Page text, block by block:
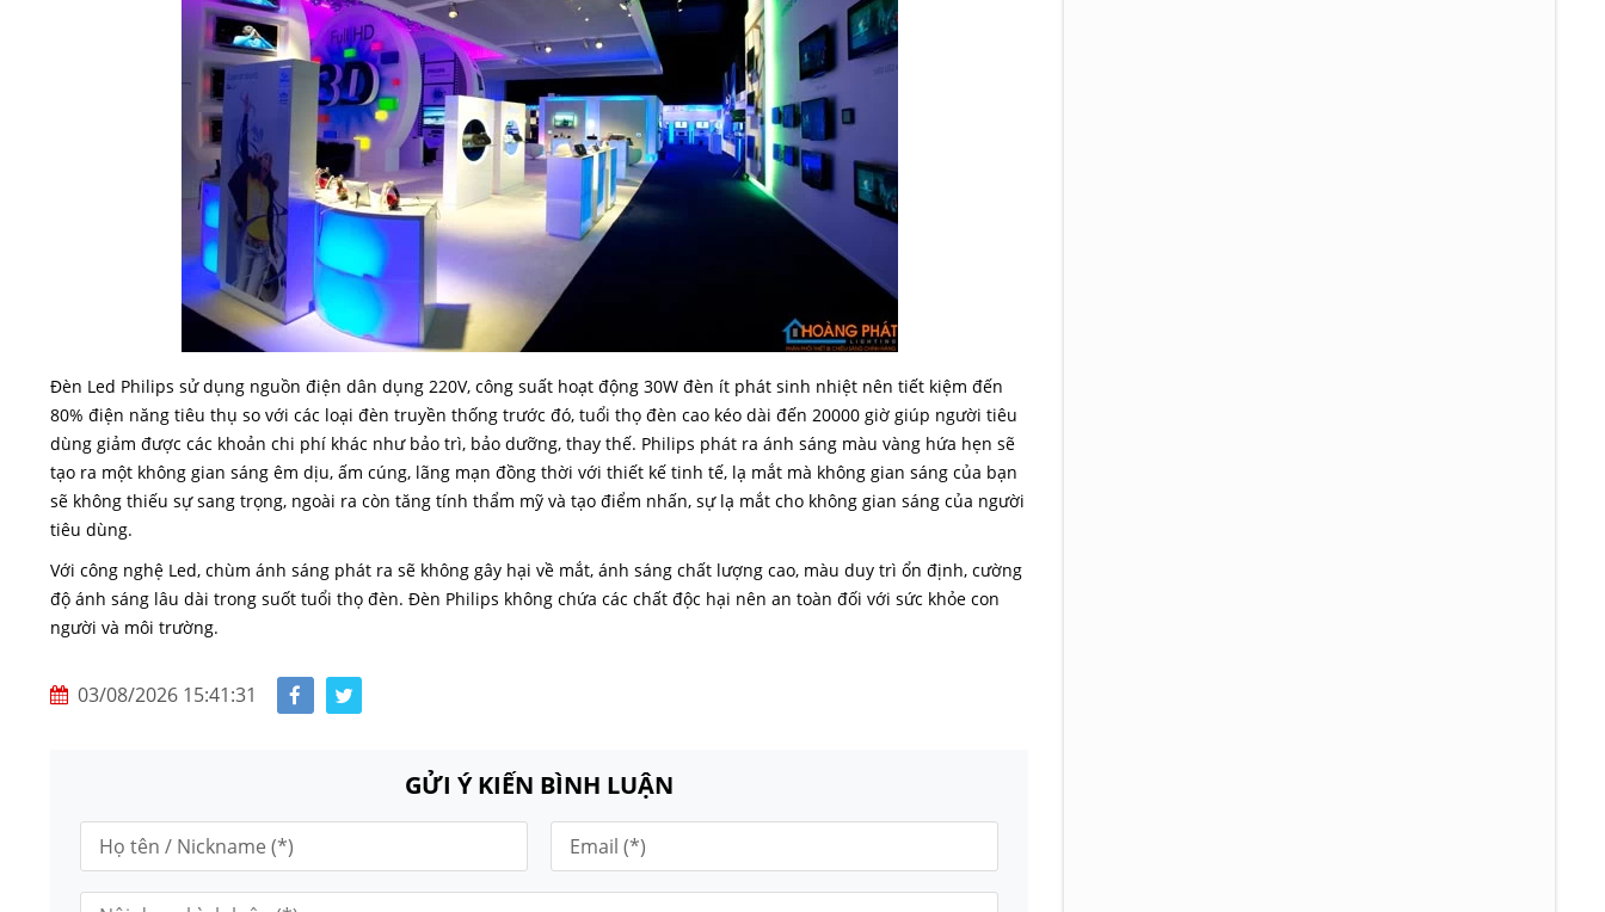
Đèn Led Philips sử dụng nguồn điện dân dụng 220V, công suất hoạt động 30W đèn ít phát sinh nhiệt nên tiết kiệm đến
80% điện năng tiêu thụ so với các loại đèn truyền thống trước đó, tuổi thọ đèn cao kéo dài đến 20000 giờ giúp người tiêu
dùng giảm được các khoản chi phí khác như bảo trì, bảo dưỡng, thay thế. Philips phát ra ánh sáng màu vàng hứa hẹn sẽ
tạo ra một không gian sáng êm dịu, ấm cúng, lãng mạn đồng thời với thiết kế tinh tế, lạ mắt mà không gian sáng của bạn
sẽ không thiếu sự sang trọng, ngoài ra còn tăng tính thẩm mỹ và tạo điểm nhấn, sự lạ mắt cho không gian sáng của người
tiêu dùng.
Với công nghệ Led, chùm ánh sáng phát ra sẽ không gây hại về mắt, ánh sáng chất lượng cao, màu duy trì ổn định, cường
độ ánh sáng lâu dài trong suốt tuổi thọ đèn. Đèn Philips không chứa các chất độc hại nên an toàn đối với sức khỏe con
người và môi trường.
03/08/2026 15:41:31
GỬI Ý KIẾN BÌNH LUẬN